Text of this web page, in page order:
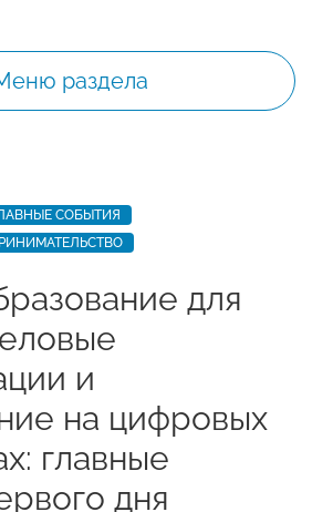
раздела
СОБЫТИЯ
для
и
на цифровых
главные
дня